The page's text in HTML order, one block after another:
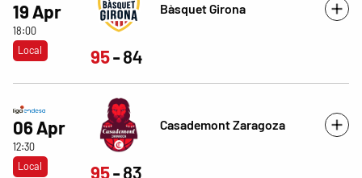
19 Apr
18:00
Local
Bàsquet Girona
95 84
06 Apr
12:30
Local
Casademont Zaragoza
95 83